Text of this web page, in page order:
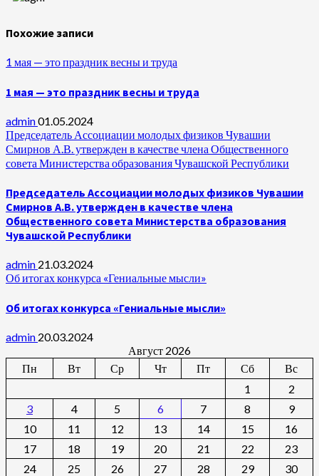
Похожие записи
1 мая — это праздник весны и труда
1 мая — это праздник весны и труда
admin01.05.2024
Председатель Ассоциации молодых физиков Чувашии
Смирнов А.В. утвержден в качестве члена Общественного
совета Министерства образования Чувашской Республики
Председатель Ассоциации молодых физиков Чувашии
Смирнов А.В. утвержден в качестве члена
Общественного совета Министерства образования
Чувашской Республики
admin 21.03.2024
Об итогах конкурса «Гениальные мысли»
Об итогах конкурса «Гениальные мысли»
admin 20.03.2024
Август 2026
Пн
Вт Ср Чт Пт Сб
Вс
1
2
3
4 5 6 7 8
9
10
11 12 13 14 15
16
17
18 19 20 21 22
23
24
25 26 27 28 29
30